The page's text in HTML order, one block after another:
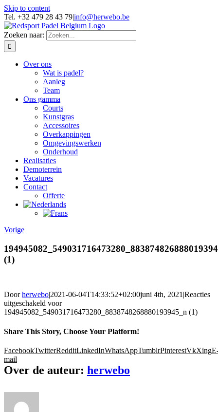
Skip to content
Tel. +32 479 28 43 79|info@herwebo.be
Zoeken naar:
Over ons
Wat is padel?
Aanleg
Team
Ons gamma
Courts
Kunstgras
Accessoires
Overkappingen
Omgevingswerken
Onderhoud
Realisaties
Demoterrein
Vacatures
Contact
Offerte
Vorige
(1)
Doorherwebo|2021-06-04T14:33:52+02:00juni 4th, 2021|Reacties
uitgeschakeld voor
194945082_549031716473280_8838748268880193945_n (1)
Share This Story, Choose Your Platform!
FacebookTwitterRedditLinkedInWhatsAppTumblrPinterestVkXing
mail
Over de auteur: herwebo